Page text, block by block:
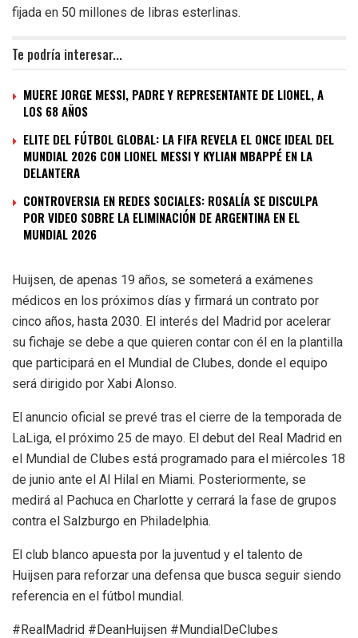
fijada en 50 millones de libras esterlinas.
Te podría interesar...
MUERE JORGE MESSI, PADRE Y REPRESENTANTE DE LIONEL, A
LOS 68 AÑOS
ELITE DEL FÚTBOL GLOBAL: LA FIFA REVELA EL ONCE IDEAL DEL
MUNDIAL 2026 CON LIONEL MESSI Y KYLIAN MBAPPÉ EN LA
DELANTERA
CONTROVERSIA EN REDES SOCIALES: ROSALÍA SE DISCULPA
POR VIDEO SOBRE LA ELIMINACIÓN DE ARGENTINA EN EL
MUNDIAL 2026
Huijsen, de apenas 19 años, se someterá a exámenes
médicos en los próximos días y firmará un contrato por
cinco años, hasta 2030. El interés del Madrid por acelerar
su fichaje se debe a que quieren contar con él en la plantilla
que participará en el Mundial de Clubes, donde el equipo
será dirigido por Xabi Alonso.
El anuncio oficial se prevé tras el cierre de la temporada de
LaLiga, el próximo 25 de mayo. El debut del Real Madrid en
el Mundial de Clubes está programado para el miércoles 18
de junio ante el Al Hilal en Miami. Posteriormente, se
medirá al Pachuca en Charlotte y cerrará la fase de grupos
contra el Salzburgo en Philadelphia.
El club blanco apuesta por la juventud y el talento de
Huijsen para reforzar una defensa que busca seguir siendo
referencia en el fútbol mundial.
#RealMadrid #DeanHuijsen #MundialDeClubes